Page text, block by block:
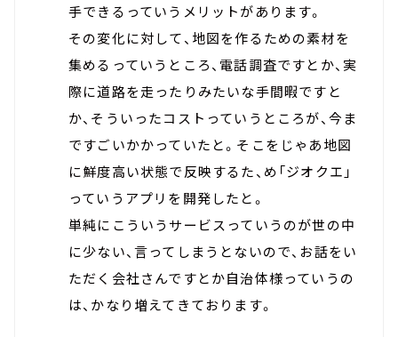
手できるっていうメリットがあります。
その変化に対して、地図を作るための素材を
集めるっていうところ、電話調査ですとか、実
際に道路を走ったりみたいな手間暇ですと
か、そういったコストっていうところが、今ま
ですごいかかっていたと。そこをじゃあ地図
に鮮度高い状態で反映するた、め「ジオクエ」
っていうアプリを開発したと。
単純にこういうサービスっていうのが世の中
に少ない、言ってしまうとないので、お話をい
ただく会社さんですとか自治体様っていうの
は、かなり増えてきております。